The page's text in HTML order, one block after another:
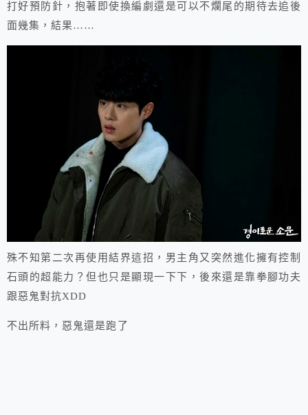
打好預防針，抱著即使換編劇還是可以不爛尾的期待去追後
面幾集，結果……
殊不知第二次再使用結界這招，男主角又突然進化擁有控制
石頭的超能力？但也只是顯現一下下，後來還是靠拳腳功夫
跟惡鬼對抗XDD
不出所料，惡鬼還是跑了